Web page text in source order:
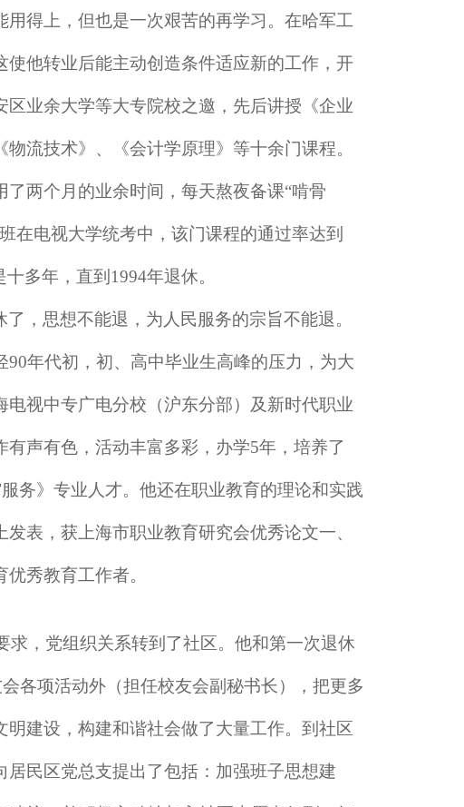
得上，但也是一次艰苦的再学习。在哈军工
他转业后能主动创造条件适应新的工作，开
业余大学等大专院校之邀，先后讲授《企业
流技术》、《会计学原理》等十余门课程。
两个月的业余时间，每天熬夜备课“啃骨
在电视大学统考中，该门课程的通过率达到
多年，直到1994年退休。
，思想不能退，为人民服务的宗旨不能退。
90年代初，初、高中毕业生高峰的压力，为大
视中专广电分校（沪东分部）及新时代职业
声有色，活动丰富多彩，办学5年，培养了
务》专业人才。他还在职业教育的理论和实践
表，获上海市职业教育研究会优秀论文一、
秀教育工作者。
求，党组织关系转到了社区。他和第一次退休
各项活动外（担任校友会副秘书长），把更多
建设，构建和谐社会做了大量工作。到社区
民区党总支提出了包括：加强班子思想建